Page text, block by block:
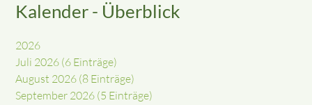
Kalender - Überblick
2026
Juli 2026 (6 Einträge)
August 2026 (8 Einträge)
September 2026 (5 Einträge)